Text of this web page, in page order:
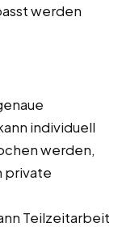
werden
individuell
werden,
private
Teilzeitarbeit